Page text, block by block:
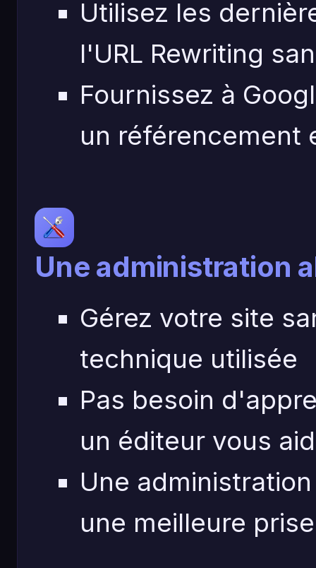
Utilisez les
l'URL Rewriting
Fournissez à
un référencement
Une administration
Gérez votre site
technique utilisée
Pas besoin
un éditeur vous
Une
une meilleure